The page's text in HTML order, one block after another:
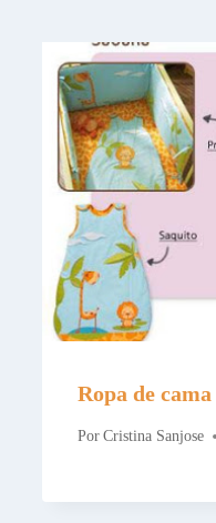
Ropa de cama
Por Cristina Sanjose